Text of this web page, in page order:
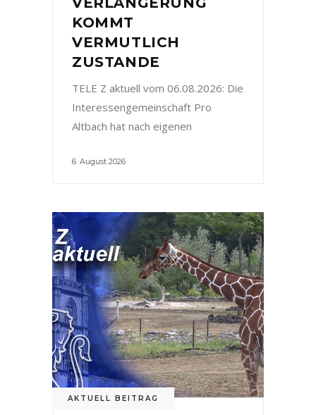
KOMMT
VERMUTLICH
ZUSTANDE
TELE Z aktuell vom 06.08.2026: Die
Interessengemeinschaft Pro
Altbach hat nach eigenen
6. August 2026
AKTUELL BEITRAG